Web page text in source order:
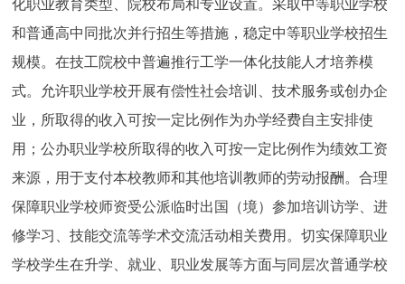
化职业教育类型、院校布局和专业设置。采取中等职业学校
和普通高中同批次并行招生等措施，稳定中等职业学校招生
规模。在技工院校中普遍推行工学一体化技能人才培养模
式。允许职业学校开展有偿性社会培训、技术服务或创办企
业，所取得的收入可按一定比例作为办学经费自主安排使
用；公办职业学校所取得的收入可按一定比例作为绩效工资
来源，用于支付本校教师和其他培训教师的劳动报酬。合理
保障职业学校师资受公派临时出国（境）参加培训访学、进
修学习、技能交流等学术交流活动相关费用。切实保障职业
学校学生在升学、就业、职业发展等方面与同层次普通学校